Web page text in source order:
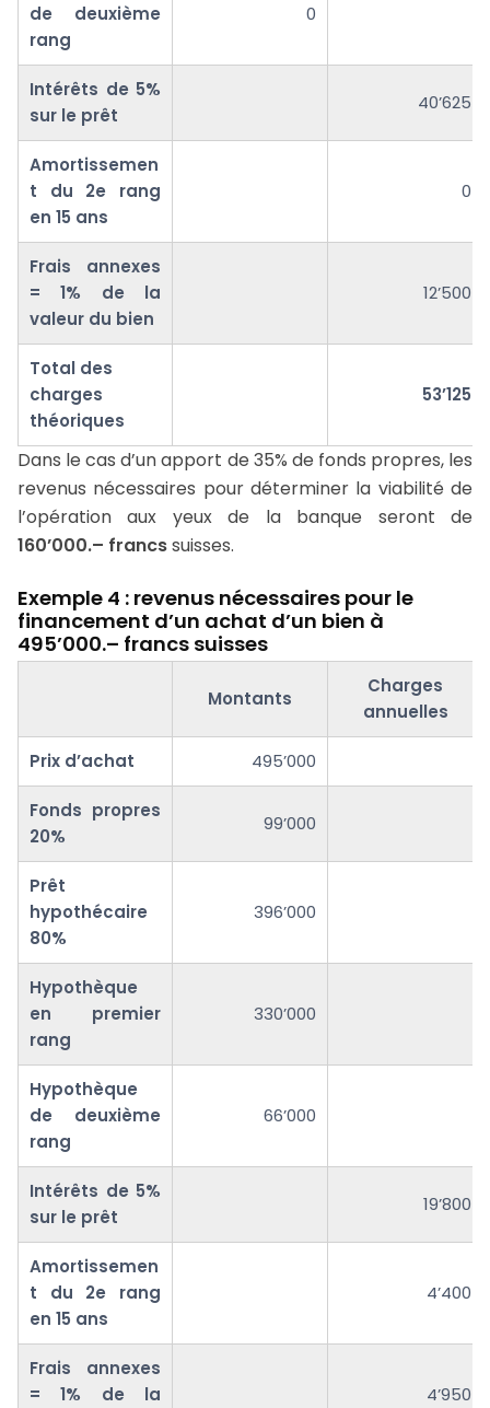
de deuxième
rang
0
Intérêts de 5%
sur le prêt
40’625
Amortissemen
t du 2e rang
en 15 ans
0
Frais annexes
= 1% de la
valeur du bien
12’500
Total des
charges
théoriques
53’125
Dans le cas d’un apport de 35% de fonds propres, les
revenus nécessaires pour déterminer la viabilité de
l’opération aux yeux de la banque seront de
160’000.– francssuisses.
Exemple 4 : revenus nécessaires pour le
financement d’un achat d’un bien à
495’000.– francs suisses
Montants
Charges
annuelles
Prix d’achat 495’000
Fonds propres
20%
99’000
Prêt
hypothécaire
80%
396’000
Hypothèque
en premier
rang
330’000
Hypothèque
de deuxième
rang
66’000
Intérêts de 5%
sur le prêt
19’800
Amortissemen
t du 2e rang
en 15 ans
4’400
Frais annexes
= 1% de la
4’950